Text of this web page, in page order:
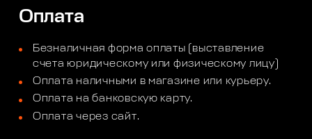
Оплата
Безналичная форма оплаты (выставление
счета юридическому или физическому лицу)
Оплата наличными в магазине или курьеру.
Оплата на банковскую карту.
Оплата через сайт.